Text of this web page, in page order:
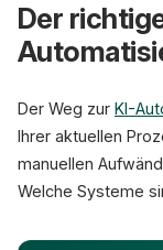
Der
Der Weg zur KI-
Ihrer aktuellen
manuellen
Welche Systeme